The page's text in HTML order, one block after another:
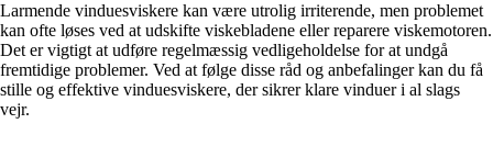
Larmende vinduesviskere kan være utrolig irriterende, men problemet
kan ofte løses ved at udskifte viskebladene eller reparere viskemotoren.
Det er vigtigt at udføre regelmæssig vedligeholdelse for at undgå
fremtidige problemer. Ved at følge disse råd og anbefalinger kan du få
stille og effektive vinduesviskere, der sikrer klare vinduer i al slags
vejr.